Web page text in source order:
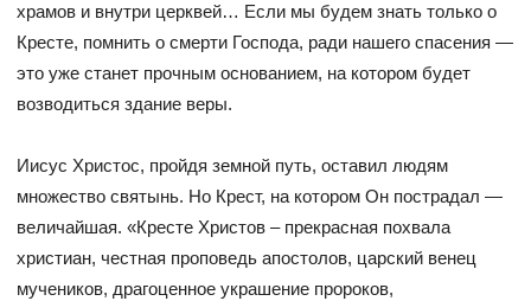
храмов и внутри церквей… Если мы будем знать только о
Кресте, помнить о смерти Господа, ради нашего спасения —
это уже станет прочным основанием, на котором будет
возводиться здание веры.
Иисус Христос, пройдя земной путь, оставил людям
множество святынь. Но Крест, на котором Он пострадал —
величайшая. «Кресте Христов – прекрасная похвала
христиан, честная проповедь апостолов, царский венец
мучеников, драгоценное украшение пророков,